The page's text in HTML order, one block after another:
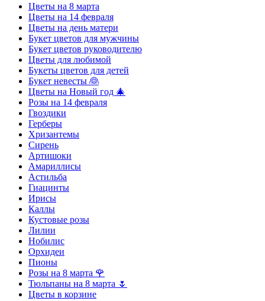
Цветы на 8 марта
Цветы на 14 февраля
Цветы на день матери
Букет цветов для мужчины
Букет цветов руководителю
Цветы для любимой
Букеты цветов для детей
Букет невесты 👰
Цветы на Новый год 🎄
Розы на 14 февраля
Гвоздики
Герберы
Хризантемы
Сирень
Артишоки
Амариллисы
Астильба
Гиацинты
Ирисы
Каллы
Кустовые розы
Лилии
Нобилис
Орхидеи
Пионы
Розы на 8 марта 🌹
Тюльпаны на 8 марта 🌷
Цветы в корзине